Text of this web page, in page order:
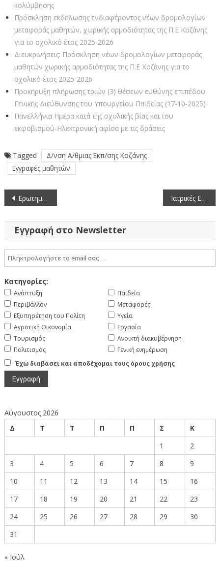
κολύμβησης
Πρόσκληση εκδήλωσης ενδιαφέροντος νέων δρομολογίων
μεταφοράς μαθητών, χωρικής αρμοδιότητας της Π.Ε Κοζάνης
για το σχολικό έτος 2025-2026
Διευκρινήσεις: Πρόσκληση νέων δρομολογίων μεταφοράς
μαθητών χωρικής αρμοδιότητας της Π.Ε Κοζάνης για το
σχολικό έτος 2025-2026
Προκήρυξη πλήρωσης τριών (3) θέσεων ευθύνης επιπέδου
Γενικής Διεύθυνσης του Υπουργείου Παιδείας (17-10-2025)
Πανελλήνια Ημέρα κατά της σχολικής βίας και του
εκφοβισμού-Ηλεκτρονική αφίσα με τις δράσεις
Tagged
Δ/νση Α/θμιας Εκπ/σης Κοζάνης
Εγγραφές μαθητών
Πλοήγηση
άρθρων
Ερωτηματολόγιο – οδική ασφάλεια Ιατρικές Ειδικότητες Περιφερειακής Ενότητας Κοζάνης – Τελευταία ενημέρωση 21-3-2023
Εγγραφή στο Newsletter
Κατηγορίες:
Ανάπτυξη
Περιβάλλον
Εξυπηρέτηση του Πολίτη
Αγροτική Οικονομία
Τουρισμός
Πολιτισμός
Παιδεία
Μεταφορές
Υγεία
Εργασία
Ανοικτή διακυβέρνηση
Γενική ενημέρωση
Έχω διαβάσει και αποδέχομαι τους όρους χρήσης
Αύγουστος 2026
Δ
Τ Τ Π Π Σ
Κ
1
2
3
4 5 6 7 8
9
10
11 12 13 14 15
16
17
18 19 20 21 22
23
24
25 26 27 28 29
30
31
« Ιούλ